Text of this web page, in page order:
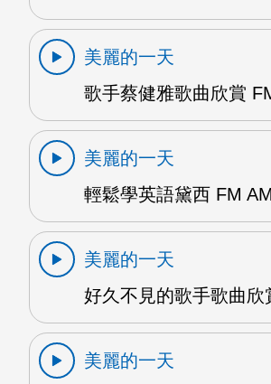
美麗的一天
歌手蔡健雅歌曲欣賞
美麗的一天
輕鬆學英語黛西 FM AM
美麗的一天
好久不見的歌手歌曲欣
美麗的一天